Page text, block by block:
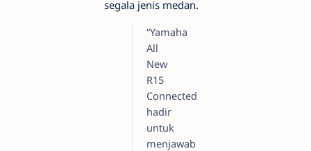
segala jenis medan.
“Yamaha
All
New
R15
Connected
hadir
untuk
menjawab